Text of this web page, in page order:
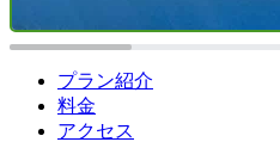
プラン紹介
料金
アクセス